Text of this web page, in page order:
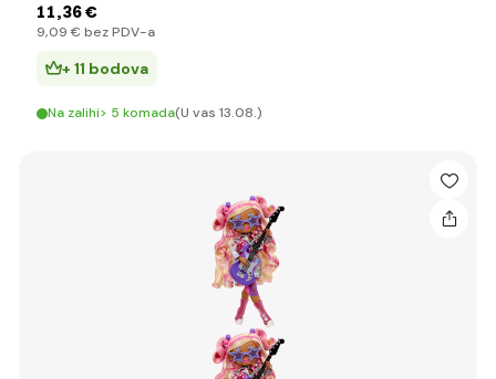
11,36 €
9,09 € bez PDV-a
+ 11 bodova
Na zalihi> 5 komada(U vas 13.08.)